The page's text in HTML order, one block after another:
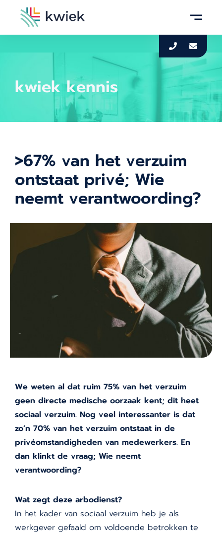
kwiek kennis
>67% van het verzuim
ontstaat privé; Wie
neemt verantwoording?
We weten al dat ruim 75% van het verzuim
geen directe medische oorzaak kent; dit heet
sociaal verzuim. Nog veel interessanter is dat
zo’n 70% van het verzuim ontstaat in de
privéomstandigheden van medewerkers. En
dan klinkt de vraag; Wie neemt
verantwoording?
Wat zegt deze arbodienst?
In het kader van sociaal verzuim heb je als
werkgever gefaald om voldoende betrokken te